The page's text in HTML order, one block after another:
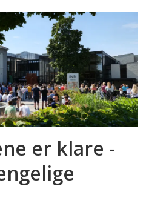
er klare -